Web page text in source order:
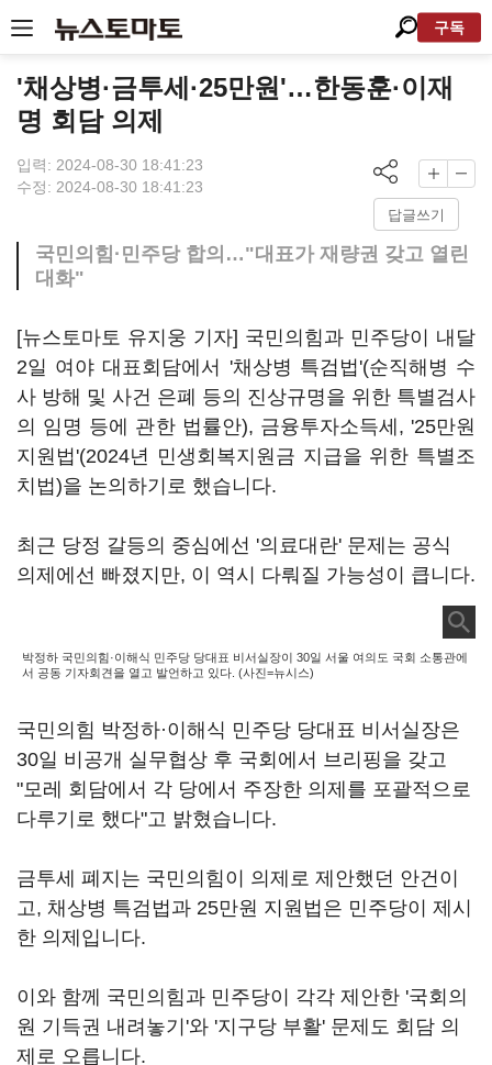
구독
'채상병·금투세·25만원'…한동훈·이재
명 회담 의제
입력: 2024-08-30 18:41:23
수정: 2024-08-30 18:41:23
답글쓰기
국민의힘·민주당 합의…"대표가 재량권 갖고 열린
대화"
[뉴스토마토 유지웅 기자] 국민의힘과 민주당이 내달
2일 여야 대표회담에서 '채상병 특검법'(순직해병 수
사 방해 및 사건 은폐 등의 진상규명을 위한 특별검사
의 임명 등에 관한 법률안), 금융투자소득세, '25만원
지원법'(2024년 민생회복지원금 지급을 위한 특별조
치법)을 논의하기로 했습니다.
최근 당정 갈등의 중심에선 '의료대란' 문제는 공식
의제에선 빠졌지만, 이 역시 다뤄질 가능성이 큽니다.
박정하 국민의힘·이해식 민주당 당대표 비서실장이 30일 서울 여의도 국회 소통관에
서 공동 기자회견을 열고 발언하고 있다. (사진=뉴시스)
국민의힘 박정하·이해식 민주당 당대표 비서실장은
30일 비공개 실무협상 후 국회에서 브리핑을 갖고
"모레 회담에서 각 당에서 주장한 의제를 포괄적으로
다루기로 했다"고 밝혔습니다.
금투세 폐지는 국민의힘이 의제로 제안했던 안건이
고, 채상병 특검법과 25만원 지원법은 민주당이 제시
한 의제입니다.
이와 함께 국민의힘과 민주당이 각각 제안한 '국회의
원 기득권 내려놓기'와 '지구당 부활' 문제도 회담 의
제로 오릅니다.